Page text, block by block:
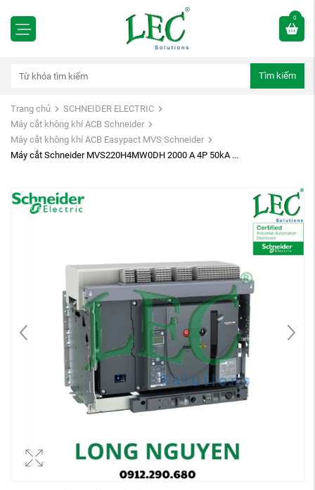
0
Tìm kiếm
Trang chủ
SCHNEIDER ELECTRIC
Máy cắt không khí ACB Schneider
Máy cắt không khí ACB Easypact MVS Schneider
Máy cắt Schneider MVS220H4MW0DH 2000 A 4P 50kA ...